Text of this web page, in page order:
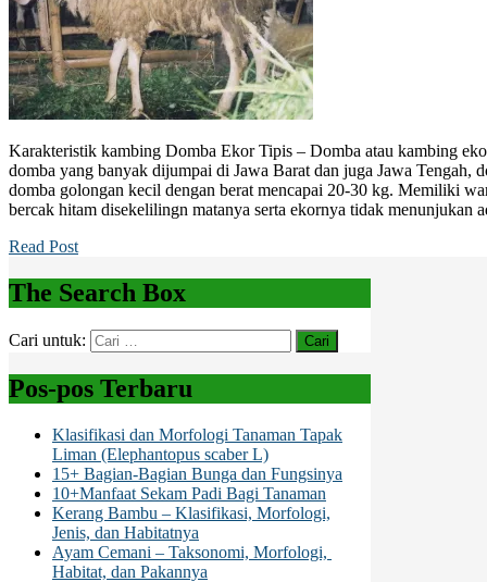
Karakteristik kambing Domba Ekor Tipis – Domba atau kambing
domba yang banyak dijumpai di Jawa Barat dan juga Jawa Tengah,
domba golongan kecil dengan berat mencapai 20-30 kg. Memiliki
bercak hitam disekelilingn matanya serta ekornya tidak menunjukan
Read Post
The Search Box
Cari untuk:
Pos-pos Terbaru
Klasifikasi dan Morfologi Tanaman Tapak
Liman (Elephantopus scaber L)
15+ Bagian-Bagian Bunga dan Fungsinya
10+Manfaat Sekam Padi Bagi Tanaman
Kerang Bambu – Klasifikasi, Morfologi,
Jenis, dan Habitatnya
Ayam Cemani – Taksonomi, Morfologi,
Habitat, dan Pakannya